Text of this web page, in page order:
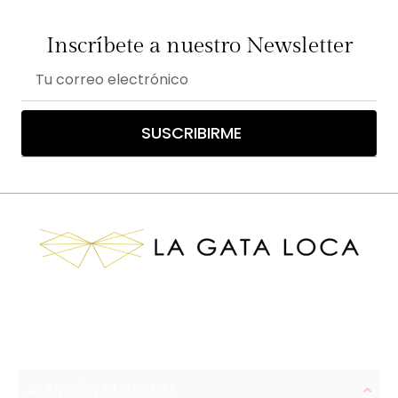
Inscríbete a nuestro Newsletter
electrónico
SUSCRIBIRME